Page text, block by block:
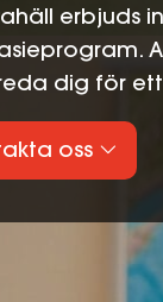
erbjuds
dig för
oss